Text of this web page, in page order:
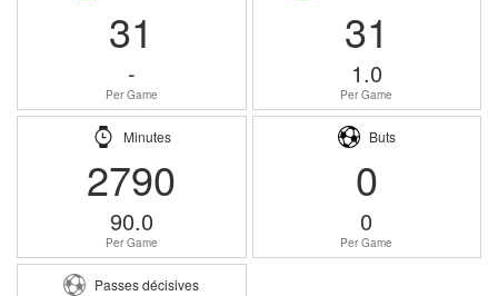
31
-
Per Game
31
1.0
Per Game
Minutes
2790
90.0
Per Game
Buts
0
0
Per Game
Passes décisives